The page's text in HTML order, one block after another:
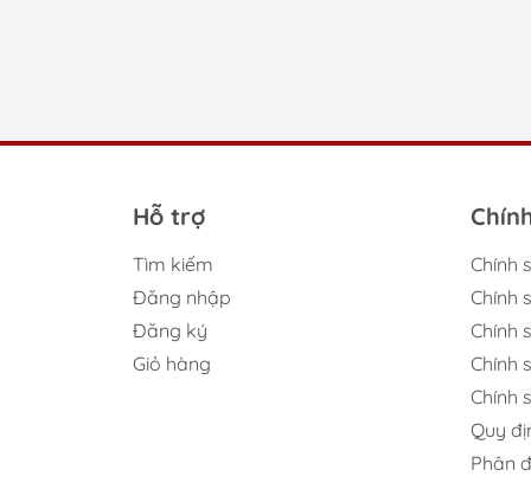
Trên
Hỗ trợ
Tìm kiếm
Đăng nhập
Đăng ký
Giỏ hàng
Chính
Chính
Chính
Chính
Chính
Quy
Phân